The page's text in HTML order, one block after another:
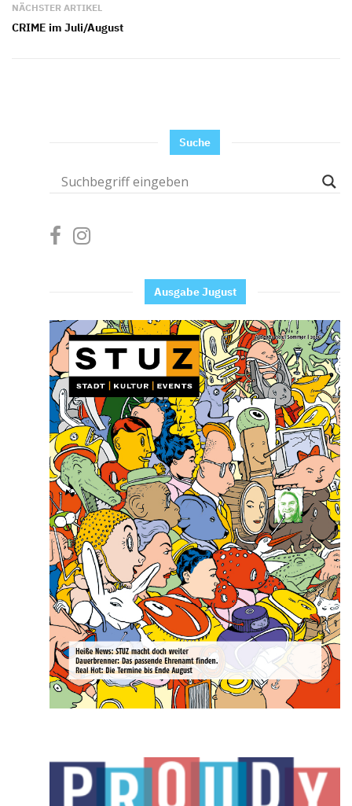
NÄCHSTER ARTIKEL
CRIME im Juli/August
Suche
Ausgabe Jugust